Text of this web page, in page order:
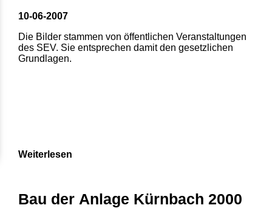
10-06-2007
Die Bilder stammen von öffentlichen Veranstaltungen
des SEV. Sie entsprechen damit den gesetzlichen
Grundlagen.
Weiterlesen
Bau der Anlage Kürnbach 2000